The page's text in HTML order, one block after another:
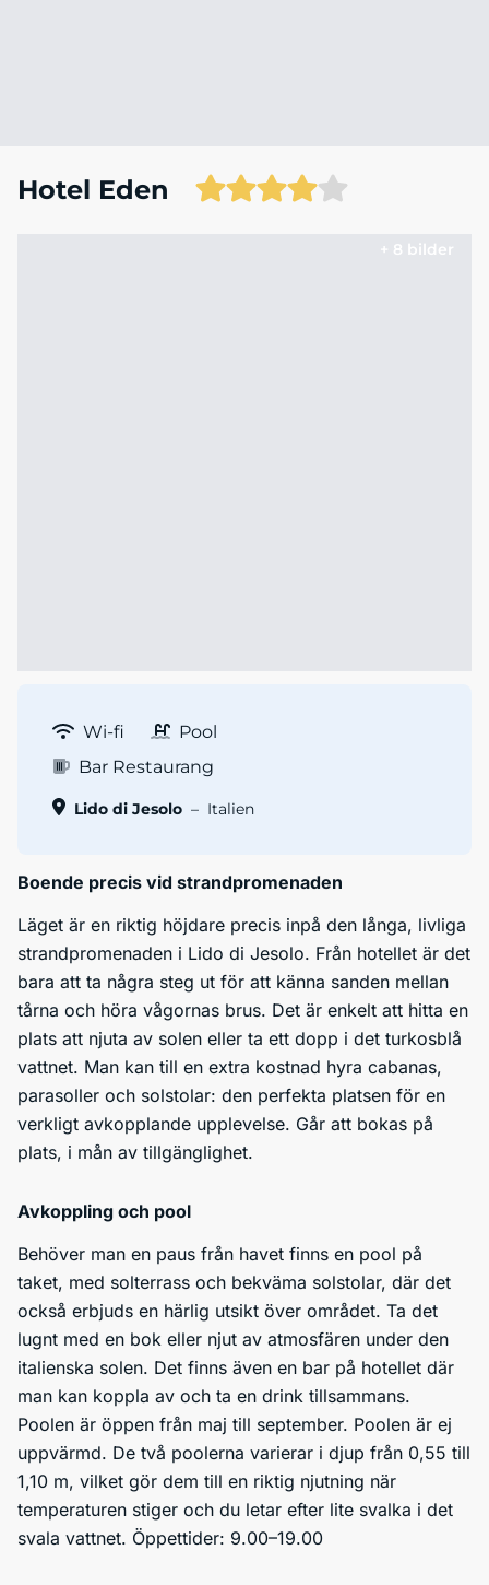
Hotel Eden
+ 8 bilder
Wi-fi
Pool
Bar Restaurang
Lido di Jesolo – Italien
Boende precis vid strandpromenaden
Läget är en riktig höjdare precis inpå den långa, livliga
strandpromenaden i Lido di Jesolo. Från hotellet är det
bara att ta några steg ut för att känna sanden mellan
tårna och höra vågornas brus. Det är enkelt att hitta en
plats att njuta av solen eller ta ett dopp i det turkosblå
vattnet. Man kan till en extra kostnad hyra cabanas,
parasoller och solstolar: den perfekta platsen för en
verkligt avkopplande upplevelse. Går att bokas på
plats, i mån av tillgänglighet.
Avkoppling och pool
Behöver man en paus från havet finns en pool på
taket, med solterrass och bekväma solstolar, där det
också erbjuds en härlig utsikt över området. Ta det
lugnt med en bok eller njut av atmosfären under den
italienska solen. Det finns även en bar på hotellet där
man kan koppla av och ta en drink tillsammans.
Poolen är öppen från maj till september. Poolen är ej
uppvärmd. De två poolerna varierar i djup från 0,55 till
1,10 m, vilket gör dem till en riktig njutning när
temperaturen stiger och du letar efter lite svalka i det
svala vattnet. Öppettider: 9.00–19.00